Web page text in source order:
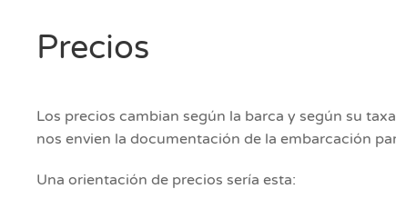
Precios
Los precios cambian según la barca y según su
nos envien la documentación de la embarcación
Una orientación de precios sería esta: